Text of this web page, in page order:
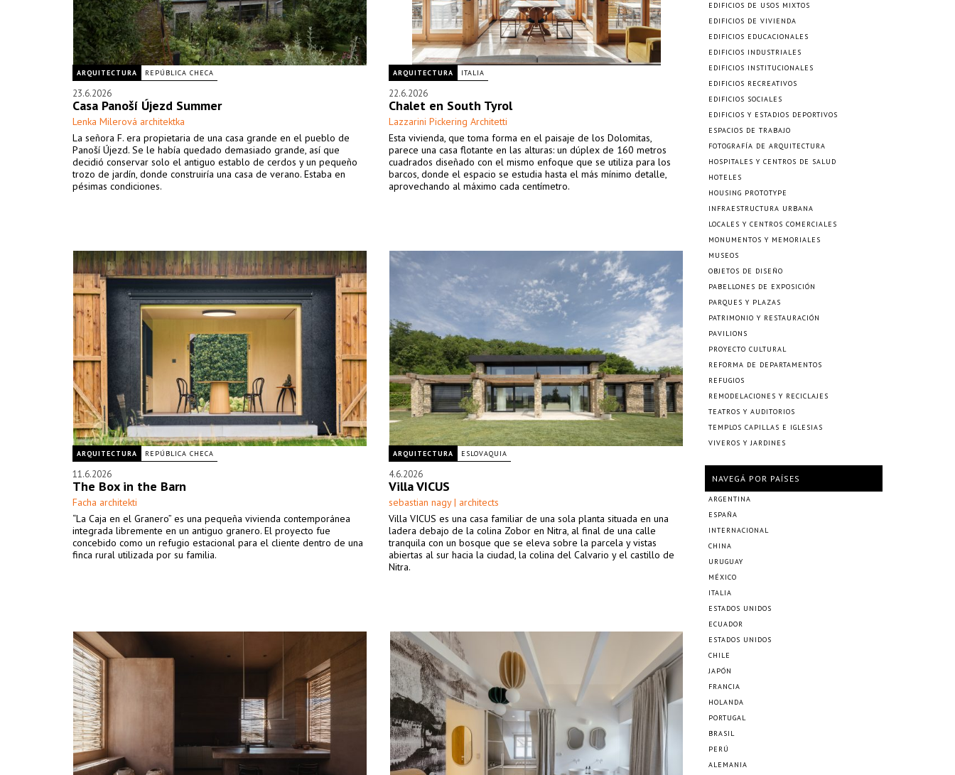
ARQUITECTURA REPÚBLICA CHECA
23.6.2026
Casa Panoší Újezd Summer
Lenka Milerová architektka
La señora F. era propietaria de una casa grande en el pueblo de
Panoší Újezd. Se le había quedado demasiado grande, así que
decidió conservar solo el antiguo establo de cerdos y un pequeño
trozo de jardín, donde construiría una casa de verano. Estaba en
pésimas condiciones.
ARQUITECTURA ITALIA
22.6.2026
Chalet en South Tyrol
Lazzarini Pickering Architetti
Esta vivienda, que toma forma en el paisaje de los Dolomitas,
parece una casa flotante en las alturas: un dúplex de 160 metros
cuadrados diseñado con el mismo enfoque que se utiliza para los
barcos, donde el espacio se estudia hasta el más mínimo detalle,
aprovechando al máximo cada centímetro.
ARQUITECTURA REPÚBLICA CHECA
11.6.2026
The Box in the Barn
Facha architekti
“La Caja en el Granero” es una pequeña vivienda contemporánea
integrada libremente en un antiguo granero. El proyecto fue
concebido como un refugio estacional para el cliente dentro de una
finca rural utilizada por su familia.
ARQUITECTURA ESLOVAQUIA
4.6.2026
Villa VICUS
sebastian nagy | architects
Villa VICUS es una casa familiar de una sola planta situada en una
ladera debajo de la colina Zobor en Nitra, al final de una calle
tranquila con un bosque que se eleva sobre la parcela y vistas
abiertas al sur hacia la ciudad, la colina del Calvario y el castillo de
Nitra.
EDIFICIOS DE USOS MIXTOS
EDIFICIOS DE VIVIENDA
EDIFICIOS EDUCACIONALES
EDIFICIOS INDUSTRIALES
EDIFICIOS INSTITUCIONALES
EDIFICIOS RECREATIVOS
EDIFICIOS SOCIALES
EDIFICIOS Y ESTADIOS DEPORTIVOS
ESPACIOS DE TRABAJO
FOTOGRAFÍA DE ARQUITECTURA
HOSPITALES Y CENTROS DE SALUD
HOTELES
HOUSING PROTOTYPE
INFRAESTRUCTURA URBANA
LOCALES Y CENTROS COMERCIALES
MONUMENTOS Y MEMORIALES
MUSEOS
OBJETOS DE DISEÑO
PABELLONES DE EXPOSICIÓN
PARQUES Y PLAZAS
PATRIMONIO Y RESTAURACIÓN
PAVILIONS
PROYECTO CULTURAL
REFORMA DE DEPARTAMENTOS
REFUGIOS
REMODELACIONES Y RECICLAJES
TEATROS Y AUDITORIOS
TEMPLOS CAPILLAS E IGLESIAS
VIVEROS Y JARDINES
NAVEGÁ POR PAÍSES
ARGENTINA
ESPAÑA
INTERNACIONAL
CHINA
URUGUAY
MÉXICO
ITALIA
ESTADOS UNIDOS
ECUADOR
ESTADOS UNIDOS
CHILE
JAPÓN
FRANCIA
HOLANDA
PORTUGAL
BRASIL
PERÚ
ALEMANIA